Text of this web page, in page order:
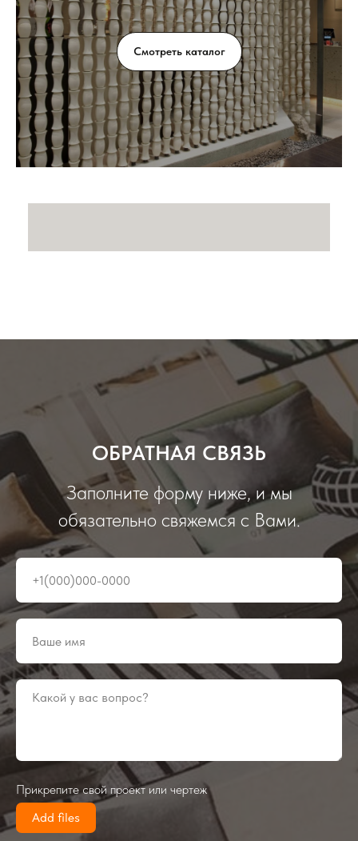
Смотреть каталог
ОБРАТНАЯ СВЯЗЬ
Заполните форму ниже, и мы
обязательно свяжемся с Вами.
Прикрепите свой проект или чертеж
Add files